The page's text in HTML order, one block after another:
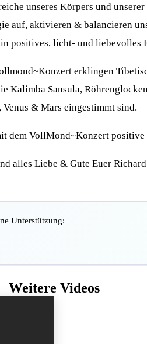
unseres Körpers und
auf, aktivieren & balancieren
positives, licht- und liebevolles
erklingen
Kalimba Sansula,
& Mars eingestimmt sind.
dem VollMond~Konzert
alles Liebe & Gute Euer
Unterstützung:
Weitere Videos